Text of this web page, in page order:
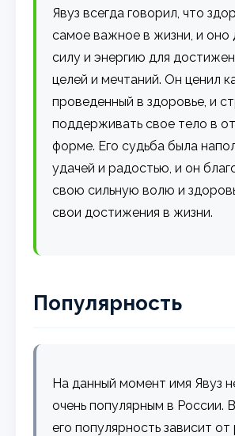
Явуз всегда говорил, что
самое важное в жизни, и оно
силу и энергию для
целей и мечтаний. Он ценил
проведенный в здоровье, и
поддерживать свое тело в
форме. Его судьба была
удачей и радостью, и он
свою сильную волю и
свои достижения в жизни.
Популярность
На данный момент имя Явуз
очень популярным в России.
его популярность зависит от